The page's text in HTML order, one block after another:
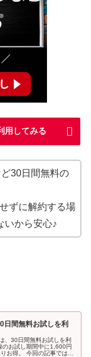
してみる
30日間無料の
ずに解約する場
いから安心♪
間無料お試しを利
、30日間無料お試しを利
のお試し期間中に1,600円
お得。 今回の記事では、